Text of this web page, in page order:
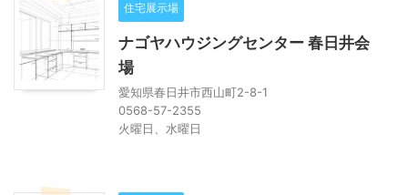
住宅展示場
ナゴヤハウジングセンター 春日井会
場
愛知県春日井市西山町2-8-1
0568-57-2355
火曜日、水曜日